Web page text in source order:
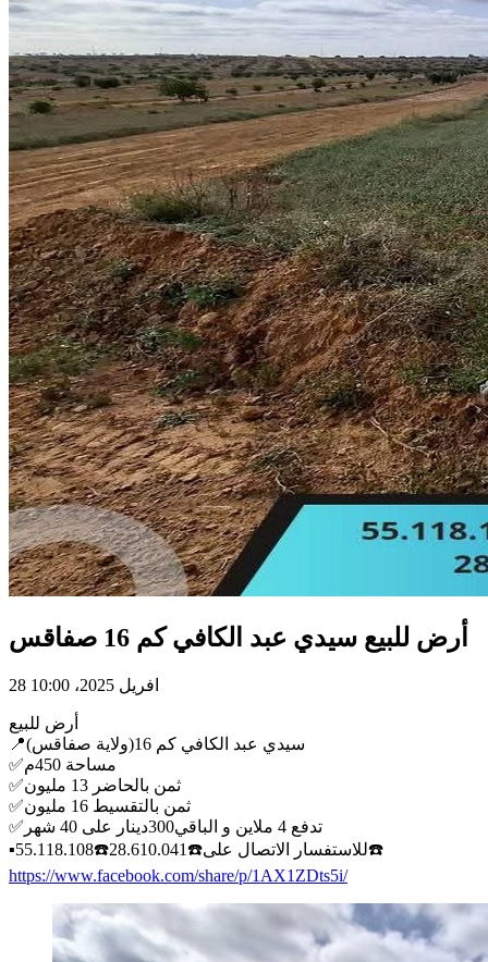
أرض للبيع سيدي عبد الكافي كم 16 صفاقس
28 افريل 2025، 10:00
أرض للبيع
📍سيدي عبد الكافي كم 16(ولاية صفاقس)
✅مساحة 450م
✅ثمن بالحاضر 13 مليون
✅ثمن بالتقسيط 16 مليون
✅تدفع 4 ملاين و الباقي300دينار على 40 شهر
▪️للاستفسار الاتصال على☎️28.610.041☎️55.118.108☎️
https://www.facebook.com/share/p/1AX1ZDts5i/